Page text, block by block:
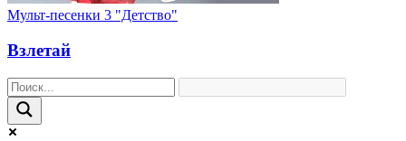
Мульт-песенки 3 "Детство"
Взлетай